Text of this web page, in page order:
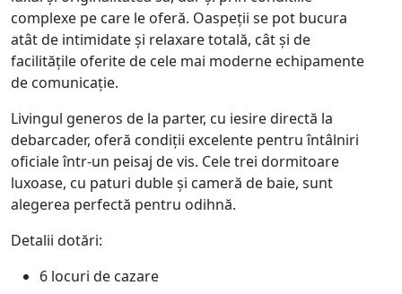
complexe pe care le oferă. Oaspeții se pot bucura
atât de intimidate și relaxare totală, cât și de
facilitățile oferite de cele mai moderne echipamente
de comunicație.
Livingul generos de la parter, cu iesire directă la
debarcader, oferă condiții excelente pentru întâlniri
oficiale într-un peisaj de vis. Cele trei dormitoare
luxoase, cu paturi duble și cameră de baie, sunt
alegerea perfectă pentru odihnă.
Detalii dotări:
6 locuri de cazare